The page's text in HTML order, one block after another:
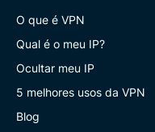
O que é VPN
Qual é o meu IP?
Ocultar meu IP
5 melhores usos da VPN
Blog